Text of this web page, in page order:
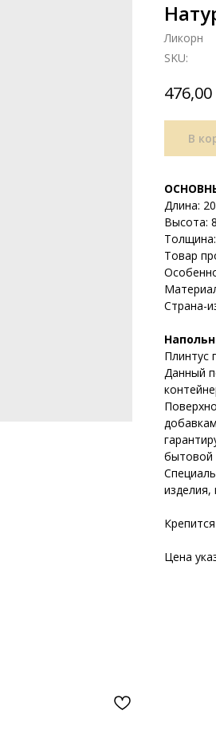
Ликорн
SKU:
476,00
В
Длина:
Высота:
Товар
Страна-
Плинтус
Данный
бытовой
изделия,
Цена